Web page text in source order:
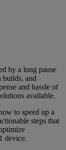
by a long pause
builds, and
and hassle of
available.
to speed up a
steps that
device.